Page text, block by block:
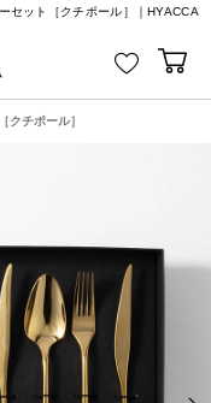
セット［クチポール］｜HYACCA
クチポール］